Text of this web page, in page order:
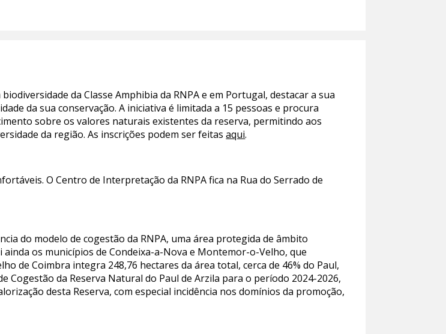
da Classe Amphibia da RNPA e em Portugal, destacar a sua
da sua conservação. A iniciativa é limitada a 15 pessoas e procura
sobre os valores naturais existentes da reserva, permitindo aos
da região. As inscrições podem ser feitasaqui.
O Centro de Interpretação da RNPA fica na Rua do Serrado de
do modelo de cogestão da RNPA, uma área protegida de âmbito
os municípios de Condeixa-a-Nova e Montemor-o-Velho, que
de Coimbra integra 248,76 hectares da área total, cerca de 46% do Paul,
Cogestão da Reserva Natural do Paul de Arzila para o período 2024-2026,
desta Reserva, com especial incidência nos domínios da promoção,